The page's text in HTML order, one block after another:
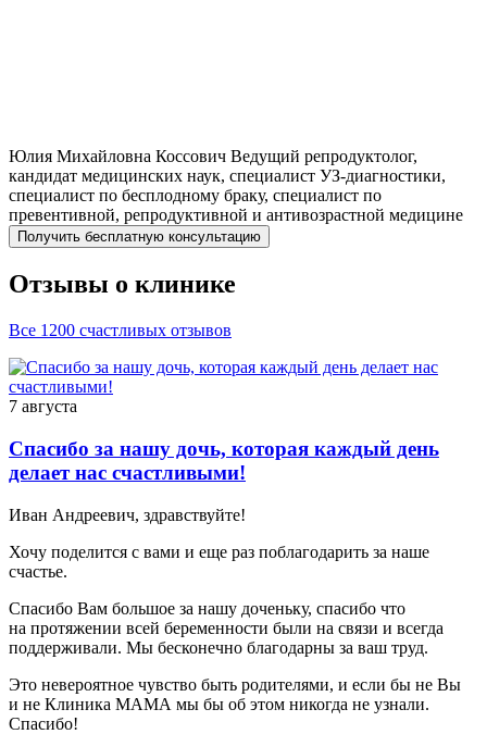
Юлия Михайловна Коссович Ведущий репродуктолог,
кандидат медицинских наук, специалист УЗ-диагностики,
специалист по бесплодному браку, специалист по
превентивной, репродуктивной и антивозрастной медицине
Получить бесплатную консультацию
Отзывы о клинике
Все 1200 счастливых отзывов
7 августа
Спасибо за нашу дочь, которая каждый день
делает нас счастливыми!
Иван Андреевич, здравствуйте!
Хочу поделится с вами и еще раз поблагодарить за наше
счастье.
Спасибо Вам большое за нашу доченьку, спасибо что
на протяжении всей беременности были на связи и всегда
поддерживали. Мы бесконечно благодарны за ваш труд.
Это невероятное чувство быть родителями, и если бы не Вы
и не Клиника МАМА мы бы об этом никогда не узнали.
Спасибо!